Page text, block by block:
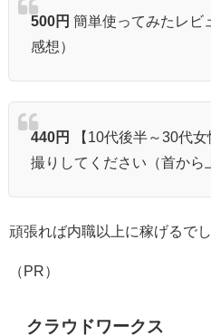
500円 簡単使ってみたレビ
感想）
440円
【10代後半～30代
撮りしてください（首から
頑張れば内職以上に稼げるでし
（PR）
クラウドワークス